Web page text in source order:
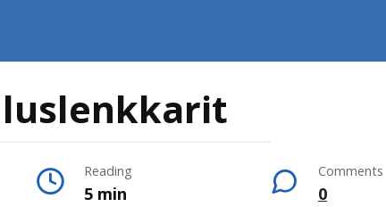
Reading
5 min
Comments
0